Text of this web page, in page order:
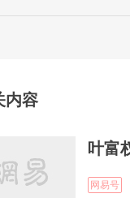
内容
叶富
网易号